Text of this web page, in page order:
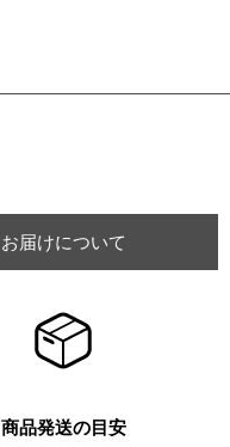
お届けについて
商品発送の目安